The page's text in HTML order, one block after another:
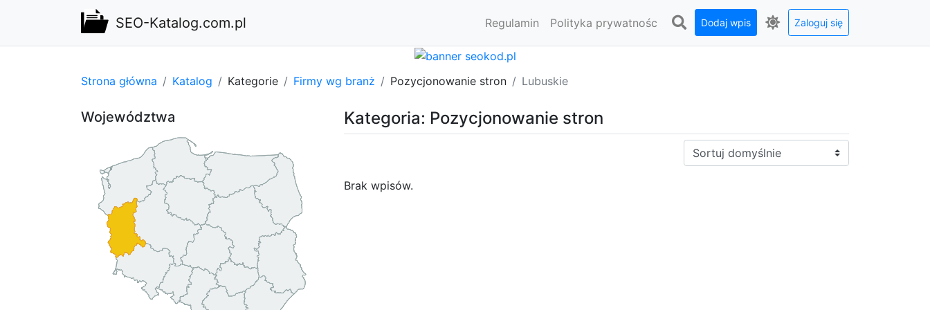
SEO-Katalog.com.pl Regulamin Polityka prywatnośc Dodaj wpis Zaloguj się
Strona główna Katalog Kategorie Firmy wg branż Pozycjonowanie stron Lubuskie
Kategoria: Pozycjonowanie stron
Sortuj:
Brak wpisów.
Województwa